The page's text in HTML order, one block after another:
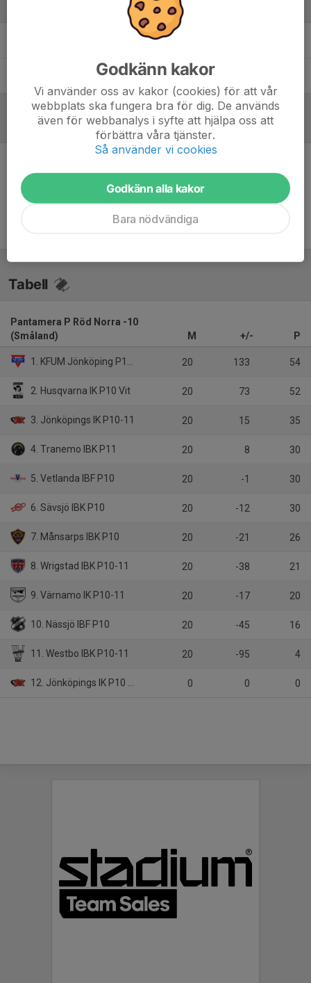
Jonas PeterssonAssisterande tränare
Referat
Inget referat skrivet
Tabell
Pantamera P Röd Norra -10
(Småland)
M +/- P
1. KFUM Jönköping P10-11 20 133 54
2. Husqvarna IK P10 Vit 20 73 52
3. Jönköpings IK P10-11 20 15 35
4. Tranemo IBK P11 20 8 30
5. Vetlanda IBF P10 20 -1 30
6. Sävsjö IBK P10 20 -12 30
7. Månsarps IBK P10 20 -21 26
8. Wrigstad IBK P10-11 20 -38 21
9. Värnamo IK P10-11 20 -17 20
10. Nässjö IBF P10 20 -45 16
11. Westbo IBK P10-11 20 -95 4
12. Jönköpings IK P10 Vit 0 0 0
Godkänn kakor
Vi använder oss av kakor (cookies) för att vår
webbplats ska fungera bra för dig. De används
även för webbanalys i syfte att hjälpa oss att
förbättra våra tjänster.
Så använder vi cookies
Godkänn alla kakor
Bara nödvändiga